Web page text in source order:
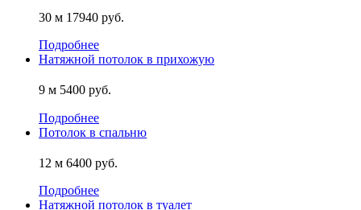
30 м 17940 руб.
Подробнее
Натяжной потолок в прихожую
9 м 5400 руб.
Подробнее
Потолок в спальню
12 м 6400 руб.
Подробнее
Натяжной потолок в туалет